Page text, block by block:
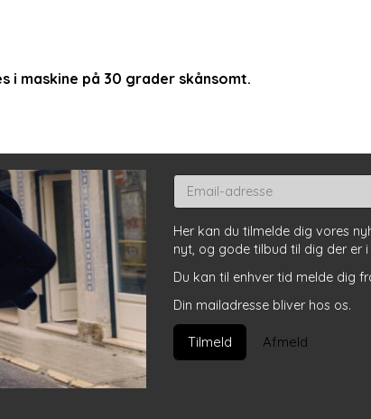
i maskine på 30 grader skånsomt.
Email-
adresse
Her kan du tilmelde dig vores
nyt, og gode tilbud til dig der er
Du kan til enhver tid melde dig
Din mailadresse bliver hos os.
Tilmeld Afmeld